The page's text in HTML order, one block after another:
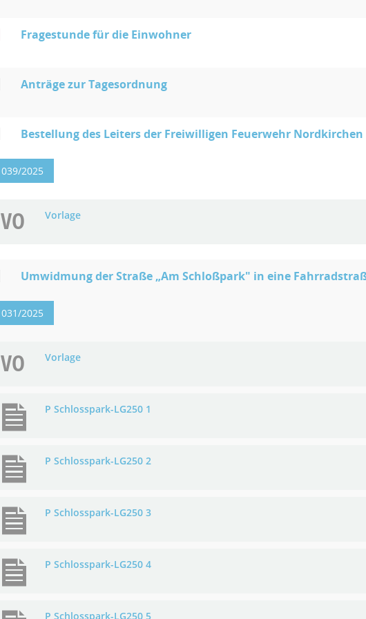
Fragestunde für die Einwohner
Anträge zur Tagesordnung
Bestellung des Leiters der Freiwilligen Feuerwehr Nordkirchen
039/2025
VO Vorlage
Umwidmung der Straße „Am Schloßpark" in eine
031/2025
VO Vorlage
P Schlosspark-LG250 1
P Schlosspark-LG250 2
P Schlosspark-LG250 3
P Schlosspark-LG250 4
P Schlosspark-LG250 5